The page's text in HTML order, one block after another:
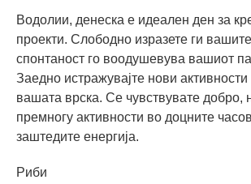
Водолии, денеска е идеален ден за
проекти. Слободно изразете ги
спонтаност го воодушевува вашиот
Заедно истражувајте нови активности
вашата врска. Се чувствувате добро,
премногу активности во доцните
заштедите енергија.
Риби